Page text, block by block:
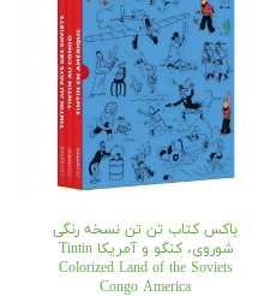
باکس کتاب تن تن نسخه رنگی
شوروی، کنگو و آمریکا Tintin
Colorized Land of the Soviets
Congo America